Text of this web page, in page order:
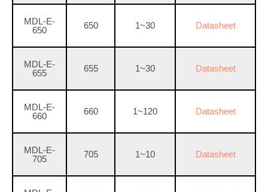
MDL-E-
650
650 1~30 Datasheet
MDL-E-
655
655 1~30 Datasheet
MDL-E-
660
660 1~120 Datasheet
MDL-E-
705
705 1~10 Datasheet